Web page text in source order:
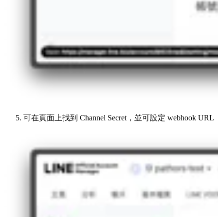
可在頁面上找到 Channel Secret，並可設定 webhook URL